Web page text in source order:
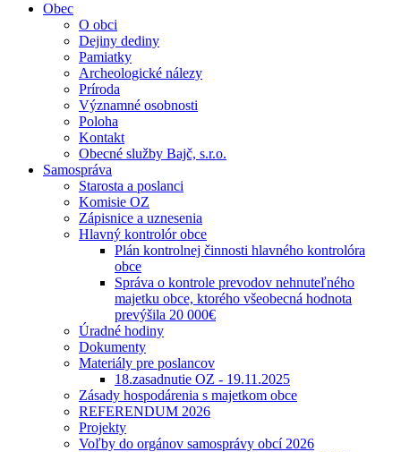
Obec
O obci
Dejiny dediny
Pamiatky
Archeologické nálezy
Príroda
Významné osobnosti
Poloha
Kontakt
Obecné služby Bajč, s.r.o.
Samospráva
Starosta a poslanci
Komisie OZ
Zápisnice a uznesenia
Hlavný kontrolór obce
Plán kontrolnej činnosti hlavného kontrolóra
obce
Správa o kontrole prevodov nehnuteľného
majetku obce, ktorého všeobecná hodnota
prevýšila 20 000€
Úradné hodiny
Dokumenty
Materiály pre poslancov
18.zasadnutie OZ - 19.11.2025
Zásady hospodárenia s majetkom obce
REFERENDUM 2026
Projekty
Voľby do orgánov samosprávy obcí 2026